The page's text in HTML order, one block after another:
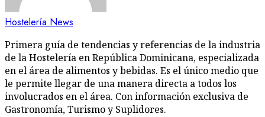
Hostelería News
Primera guía de tendencias y referencias de la industria
de la Hostelería en República Dominicana, especializada
en el área de alimentos y bebidas. Es el único medio que
le permite llegar de una manera directa a todos los
involucrados en el área. Con información exclusiva de
Gastronomía, Turismo y Suplidores.